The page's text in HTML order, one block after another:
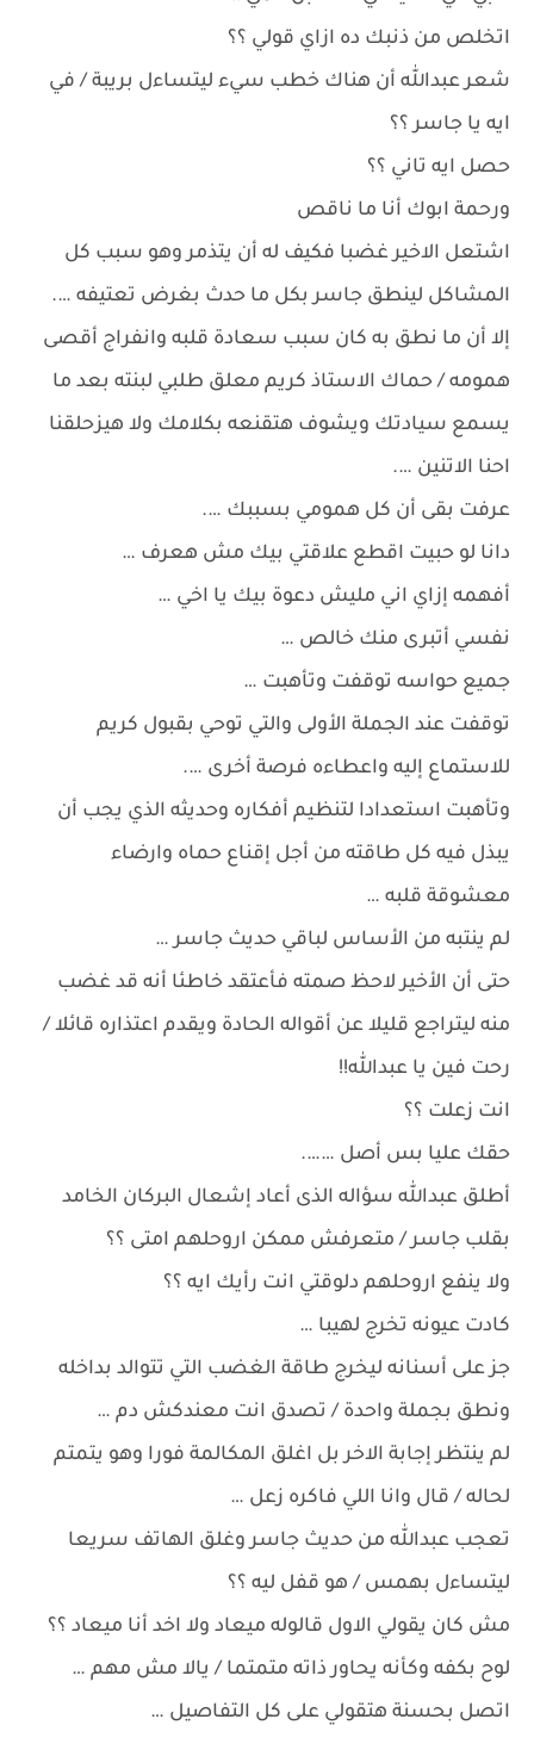
اتخلص من ذنبك ده ازاي قولي ؟؟
شعر عبدالله أن هناك خطب سيء ليتساءل بريبة / في
ايه يا جاسر ؟؟
حصل ايه تاني ؟؟
ورحمة ابوك أنا ما ناقص
اشتعل الاخير غضبا فكيف له أن يتذمر وهو سبب كل
المشاكل لينطق جاسر بكل ما حدث بغرض تعتيفه ….
إلا أن ما نطق به كان سبب سعادة قلبه وانفراج أقصى
همومه / حماك الاستاذ كريم معلق طلبي لبنته بعد ما
يسمع سيادتك ويشوف هتقنعه بكلامك ولا هيزحلقنا
احنا الاتنين ….
عرفت بقى أن كل همومي بسببك ….
دانا لو حبيت اقطع علاقتي بيك مش هعرف …
أفهمه إزاي اني مليش دعوة بيك يا اخي …
نفسي أتبرى منك خالص …
جميع حواسه توقفت وتأهبت …
توقفت عند الجملة الأولى والتي توحي بقبول كريم
للاستماع إليه واعطاءه فرصة أخرى ….
وتأهبت استعدادا لتنظيم أفكاره وحديثه الذي يجب أن
يبذل فيه كل طاقته من أجل إقناع حماه وارضاء
معشوقة قلبه …
لم ينتبه من الأساس لباقي حديث جاسر …
حتى أن الأخير لاحظ صمته فأعتقد خاطئا أنه قد غضب
منه ليتراجع قليلا عن أقواله الحادة ويقدم اعتذاره قائلا /
رحت فين يا عبدالله!!
انت زعلت ؟؟
حقك عليا بس أصل …….
أطلق عبدالله سؤاله الذى أعاد إشعال البركان الخامد
بقلب جاسر / متعرفش ممكن اروحلهم امتى ؟؟
ولا ينفع اروحلهم دلوقتي انت رأيك ايه ؟؟
كادت عيونه تخرج لهيبا …
جز على أسنانه ليخرج طاقة الغضب التي تتوالد بداخله
ونطق بجملة واحدة / تصدق انت معندكش دم …
لم ينتظر إجابة الاخر بل اغلق المكالمة فورا وهو يتمتم
لحاله / قال وانا اللي فاكره زعل …
تعجب عبدالله من حديث جاسر وغلق الهاتف سريعا
ليتساءل بهمس / هو قفل ليه ؟؟
مش كان يقولي الاول قالوله ميعاد ولا اخد أنا ميعاد ؟؟
لوح بكفه وكأنه يحاور ذاته متمتما / يالا مش مهم …
اتصل بحسنة هتقولي على كل التفاصيل …